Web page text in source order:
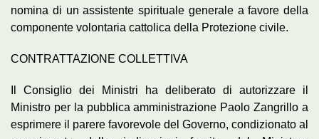
nomina di un assistente spirituale generale a favore della
componente volontaria cattolica della Protezione civile.
CONTRATTAZIONE COLLETTIVA
Il Consiglio dei Ministri ha deliberato di autorizzare il
Ministro per la pubblica amministrazione Paolo Zangrillo a
esprimere il parere favorevole del Governo, condizionato al